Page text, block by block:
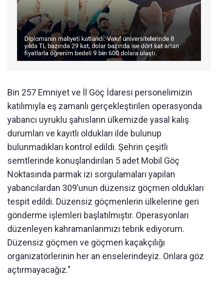
Bin 257 Emniyet ve İl Göç İdaresi personelimizin
katılımıyla eş zamanlı gerçekleştirilen operasyonda
yabancı uyruklu şahısların ülkemizde yasal kalış
durumları ve kayıtlı oldukları ilde bulunup
bulunmadıkları kontrol edildi. Şehrin çeşitli
semtlerinde konuşlandırılan 5 adet Mobil Göç
Noktasında parmak izi sorgulamaları yapılan
yabancılardan 309’unun düzensiz göçmen oldukları
tespit edildi. Düzensiz göçmenlerin ülkelerine geri
gönderme işlemleri başlatılmıştır. Operasyonları
düzenleyen kahramanlarımızı tebrik ediyorum.
Düzensiz göçmen ve göçmen kaçakçılığı
organizatörlerinin her an enselerindeyiz. Onlara göz
açtırmayacağız."